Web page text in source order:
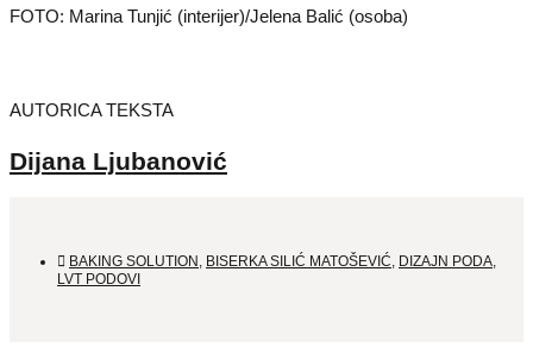
FOTO: Marina Tunjić (interijer)/Jelena Balić (osoba)
AUTORICA TEKSTA
Dijana Ljubanović
BAKING SOLUTION , BISERKA SILIĆ MATOŠEVIĆ, DIZAJN PODA,
LVT PODOVI